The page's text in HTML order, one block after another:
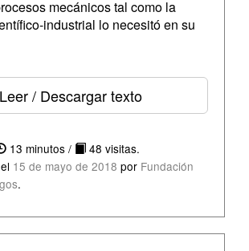
mecánicos tal como la
industrial lo necesitó en su
Leer / Descargar texto
13 minutos /
48 visitas.
15 de mayo de 2018 por Fundación
.